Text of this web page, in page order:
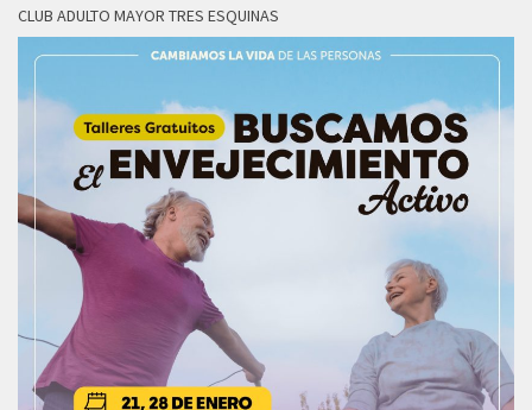
CLUB ADULTO MAYOR TRES ESQUINAS